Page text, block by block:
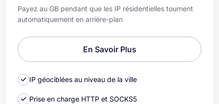
Payez au GB pendant que les IP résidentielles tournent
automatiquement en arrière-plan
En Savoir Plus
IP géociblées au niveau de la ville
Prise en charge HTTP et SOCKS5